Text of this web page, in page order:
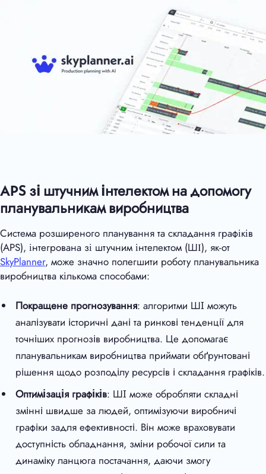
APS зі штучним інтелектом на допомогу
планувальникам виробництва
Система розширеного планування та складання графіків
(APS), інтегрована зі штучним інтелектом (ШІ), як-от
SkyPlanner, може значно полегшити роботу планувальника
виробництва кількома способами:
Покращене прогнозування: алгоритми ШІ можуть
аналізувати історичні дані та ринкові тенденції для
точніших прогнозів виробництва. Це допомагає
планувальникам виробництва приймати обґрунтовані
рішення щодо розподілу ресурсів і складання графіків.
Оптимізація графіків: ШІ може обробляти складні
змінні швидше за людей, оптимізуючи виробничі
графіки задля ефективності. Він може враховувати
доступність обладнання, зміни робочої сили та
динаміку ланцюга постачання, даючи змогу